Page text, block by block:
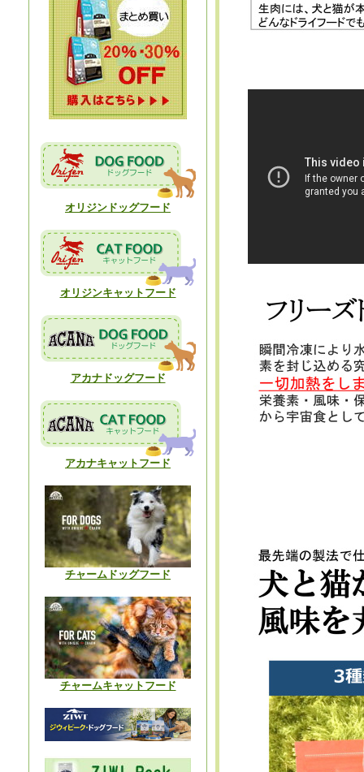
オリジンドッグフード
オリジンキャットフード
アカナドッグフード
アカナキャットフード
チャームドッグフード
チャームキャットフード